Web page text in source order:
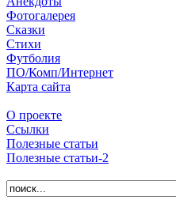
Фотогалерея
Сказки
Стихи
Футболия
ПО/Комп/Интернет
Карта сайта
О проекте
Ссылки
Полезные статьи
Полезные статьи-2